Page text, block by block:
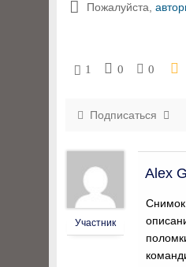
Пожалуйста,
1 0 0
Подписаться
Участник
Alex
Снимок